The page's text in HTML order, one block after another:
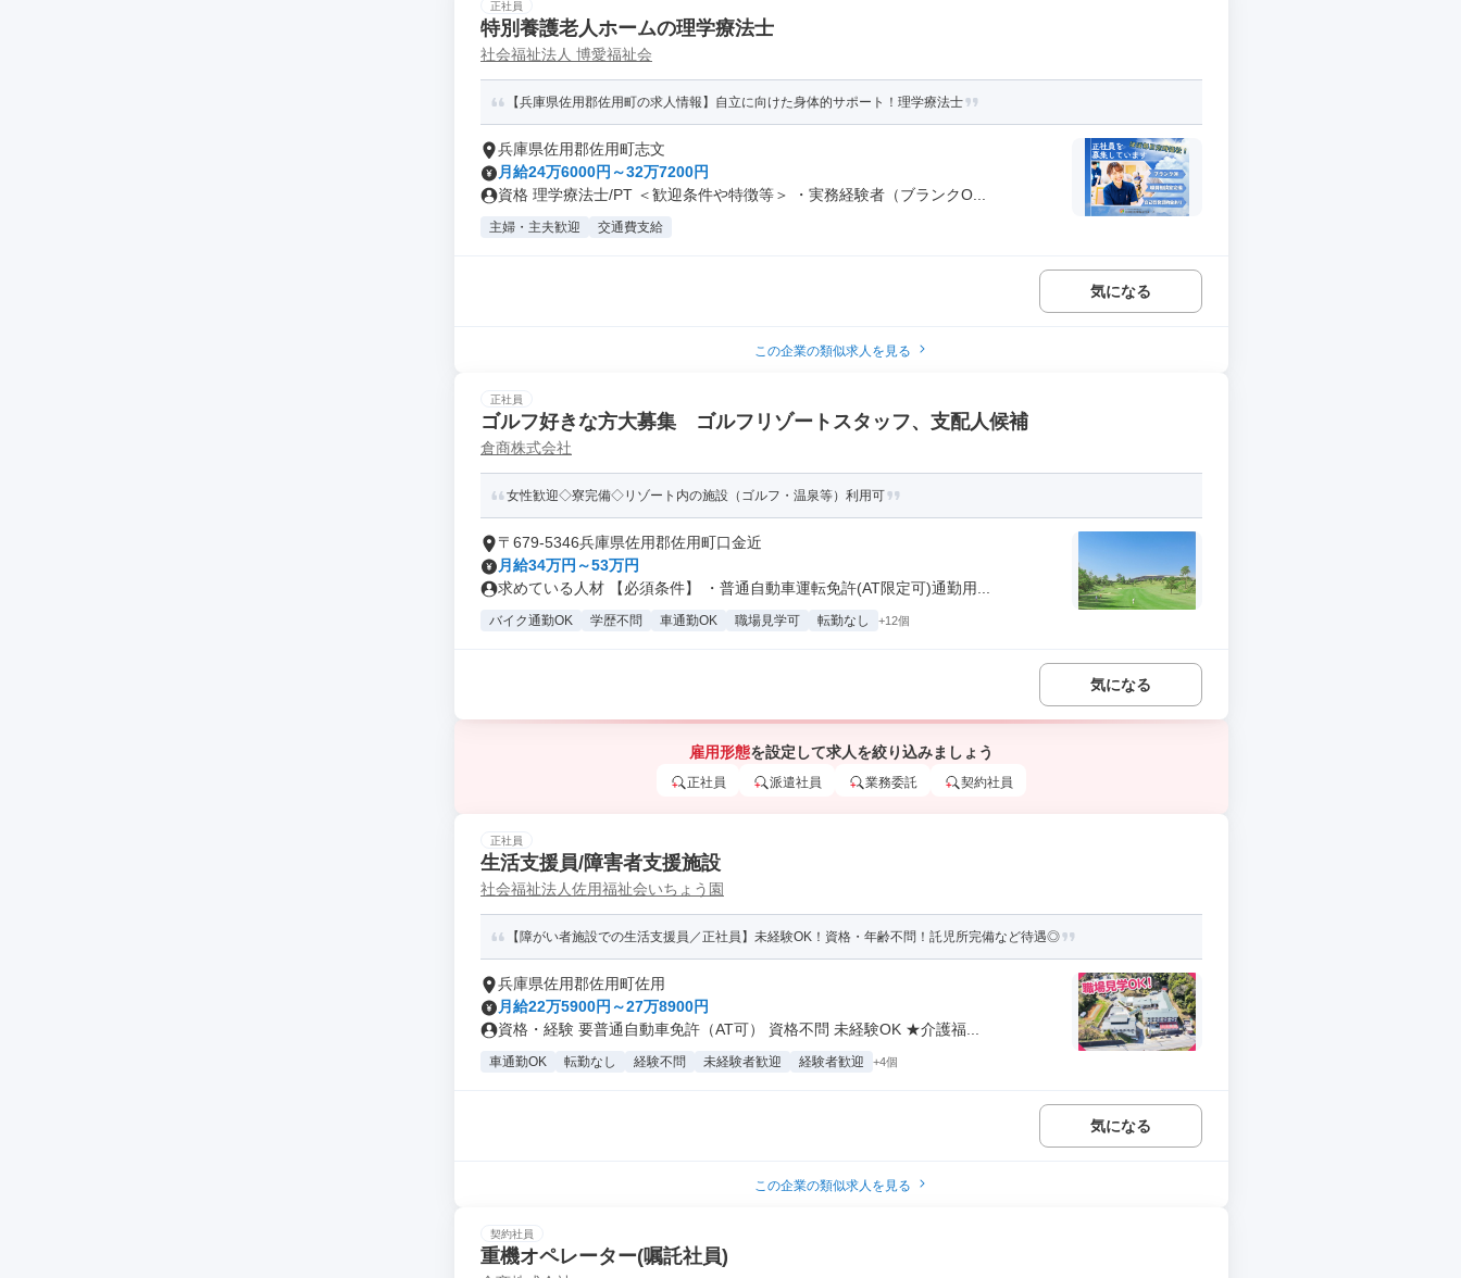
正社員
特別養護老人ホームの理学療法士
社会福祉法人 博愛福祉会
【兵庫県佐用郡佐用町の求人情報】自立に向けた身体的サポート！理学療法士
兵庫県佐用郡佐用町志文
月給24万6000円～32万7200円
資格 理学療法士/PT ＜歓迎条件や特徴等＞ ・実務経験者（ブランクO...
主婦・主夫歓迎 交通費支給
気になる
この企業の類似求人を見る
正社員
ゴルフ好きな方大募集 ゴルフリゾートスタッフ、支配人候補
倉商株式会社
女性歓迎◇寮完備◇リゾート内の施設（ゴルフ・温泉等）利用可
〒679-5346兵庫県佐用郡佐用町口金近
月給34万円～53万円
求めている人材 【必須条件】 ・普通自動車運転免許(AT限定可)通勤用...
バイク通勤OK 学歴不問 車通勤OK 職場見学可 転勤なし +12個
気になる
雇用形態を設定して求人を絞り込みましょう
正社員 派遣社員 業務委託 契約社員
正社員
生活支援員/障害者支援施設
社会福祉法人佐用福祉会いちょう園
【障がい者施設での生活支援員／正社員】未経験OK！資格・年齢不問！託児所完備など待遇◎
兵庫県佐用郡佐用町佐用
月給22万5900円～27万8900円
資格・経験 要普通自動車免許（AT可） 資格不問 未経験OK ★介護福...
車通勤OK 転勤なし 経験不問 未経験者歓迎 経験者歓迎 +4個
気になる
この企業の類似求人を見る
契約社員
重機オペレーター(嘱託社員)